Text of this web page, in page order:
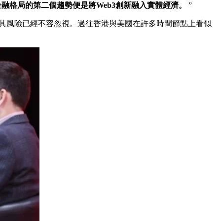
格局的第二個趨勢便是將Web3創新融入實體經濟。 ”
風險已經不容忽視。過往香港與美國在許多時間節點上看似